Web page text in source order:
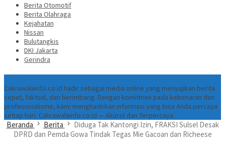
Berita Otomotif
Berita Olahraga
Kejahatan
Nissan
Bulutangkis
DKI Jakarta
Gerindra
Cakrawalainfo.co.id hadir sebagai media online yang menyajikan berita
cepat, faktual, dan berimbang. Dengan komitmen pada kebenaran dan
profesionalisme, kami menghadirkan informasi yang bisa Anda percaya
setiap hari. Cakrawalainfo.co.id — Akurat dan Terpercaya.
Beranda Berita
Diduga Tak Kantongi Izin, FRAKSI Sulsel Desak
DPRD dan Pemda Gowa Tindak Tegas Mie Gacoan dan Richeese